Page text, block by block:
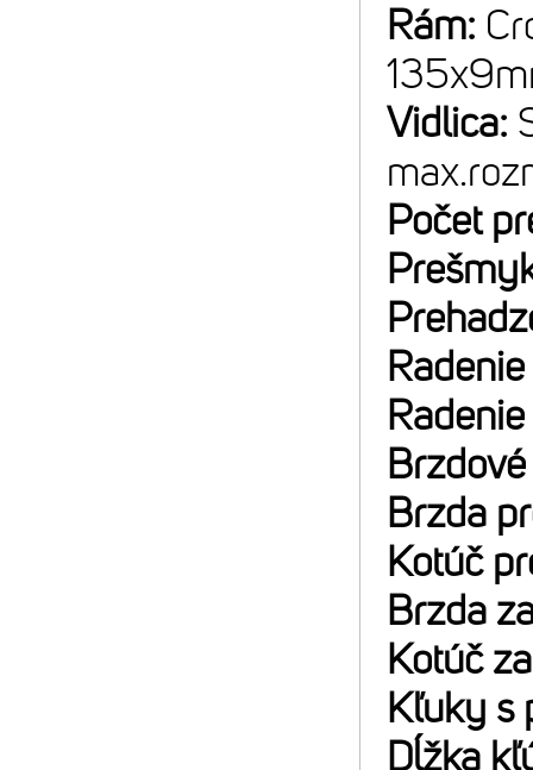
Rám:
Vidlica:
Počet
Brzda
Kotúč
Brzda
Kotúč
Kľuky s
Dĺžka